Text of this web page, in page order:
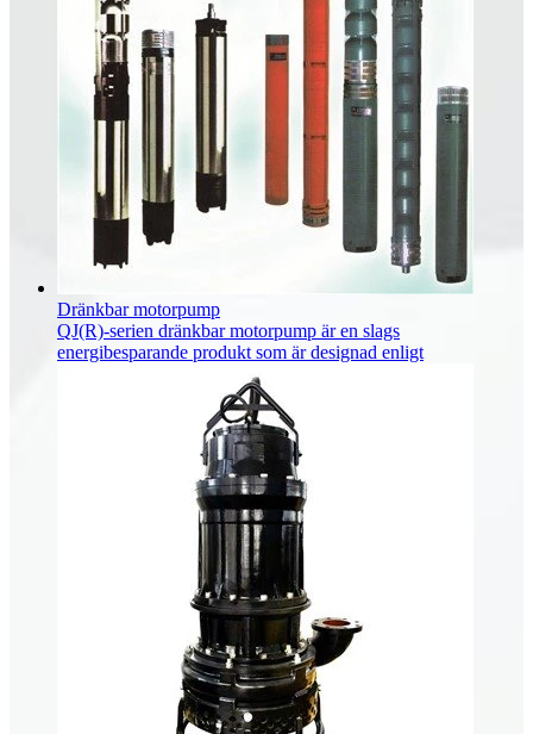
Dränkbar motorpump
QJ(R)-serien dränkbar motorpump är en slags
energibesparande produkt som är designad enligt